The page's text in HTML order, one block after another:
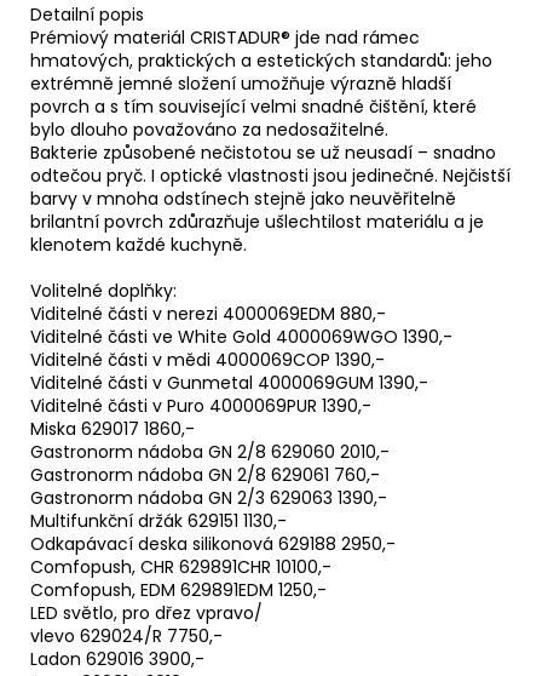
Detailní popis
Prémiový materiál CRISTADUR® jde nad rámec
hmatových, praktických a estetických standardů: jeho
extrémně jemné složení umožňuje výrazně hladší
povrch a s tím související velmi snadné čištění, které
bylo dlouho považováno za nedosažitelné.
Bakterie způsobené nečistotou se už neusadí – snadno
odtečou pryč. I optické vlastnosti jsou jedinečné. Nejčistší
barvy v mnoha odstínech stejně jako neuvěřitelně
brilantní povrch zdůrazňuje ušlechtilost materiálu a je
klenotem každé kuchyně.
Volitelné doplňky:
Viditelné části v nerezi 4000069EDM 880,-
Viditelné části ve White Gold 4000069WGO 1390,-
Viditelné části v mědi 4000069COP 1390,-
Viditelné části v Gunmetal 4000069GUM 1390,-
Viditelné části v Puro 4000069PUR 1390,-
Miska 629017 1860,-
Gastronorm nádoba GN 2/8 629060 2010,-
Gastronorm nádoba GN 2/8 629061 760,-
Gastronorm nádoba GN 2/3 629063 1390,-
Multifunkční držák 629151 1130,-
Odkapávací deska silikonová 629188 2950,-
Comfopush, CHR 629891CHR 10100,-
Comfopush, EDM 629891EDM 1250,-
LED světlo, pro dřez vpravo/
vlevo 629024/R 7750,-
Ladon 629016 3900,-